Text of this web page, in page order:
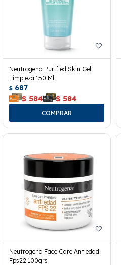
Neutrogena Purified Skin Gel
Limpieza 150 Ml.
$ 687
$ 584 $ 584
Neutrogena Face Care Antiedad
Fps22 100grs